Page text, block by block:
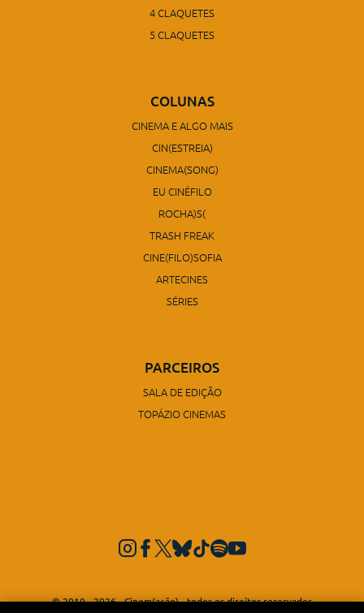
4 CLAQUETES
5 CLAQUETES
COLUNAS
CINEMA E ALGO MAIS
CIN(ESTREIA)
CINEMA(SONG)
EU CINÉFILO
ROCHA)S(
TRASH FREAK
CINE(FILO)SOFIA
ARTECINES
SÉRIES
PARCEIROS
SALA DE EDIÇÃO
TOPÁZIO CINEMAS
© 2010 - 2026 - Cinem(ação) - todos os direitos reservados